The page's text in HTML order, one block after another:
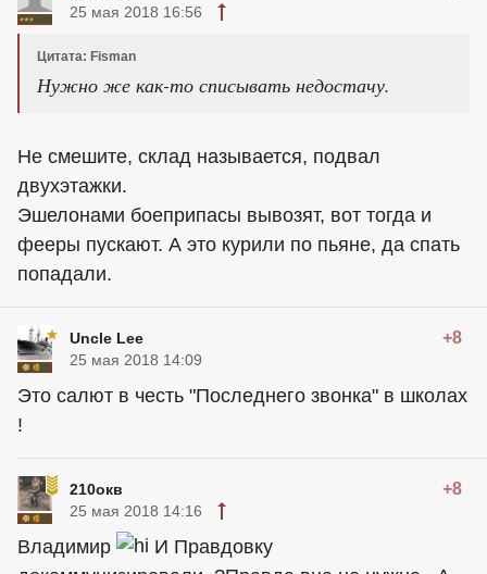
25 мая 2018 16:56
Цитата: Fisman
Нужно же как-то списывать недостачу.
Не смешите, склад называется, подвал
двухэтажки.
Эшелонами боеприпасы вывозят, вот тогда и
фееры пускают. А это курили по пьяне, да спать
попадали.
Uncle Lee +8
25 мая 2018 14:09
Это салют в честь "Последнего звонка" в школах
!
210окв +8
25 мая 2018 14:16
Владимир
И Правдовку